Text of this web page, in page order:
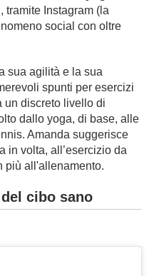
tramite Instagram (la
social con oltre
sua agilità e la sua
spunti per esercizi
un discreto livello di
dallo yoga, di base, alle
Amanda suggerisce
in volta, all’esercizio da
più all'allenamento.
cibo sano